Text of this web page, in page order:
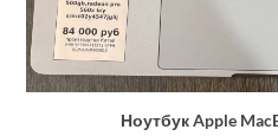
Ноутбук Apple